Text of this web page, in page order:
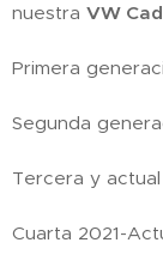
nuestra VW
Primera
Segunda
Tercera y
Cuarta 2021-